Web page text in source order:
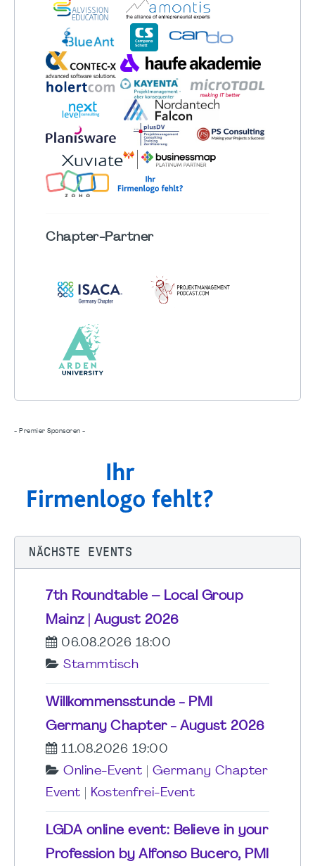
Chapter-Partner
- Premier Sponsoren -
NÄCHSTE EVENTS
7th Roundtable – Local Group
Mainz | August 2026
06.08.2026 18:00
Stammtisch
Willkommensstunde - PMI
Germany Chapter - August 2026
11.08.2026 19:00
Online-Event
Germany Chapter
Event
Kostenfrei-Event
LGDA online event: Believe in your
Profession by Alfonso Bucero, PMI